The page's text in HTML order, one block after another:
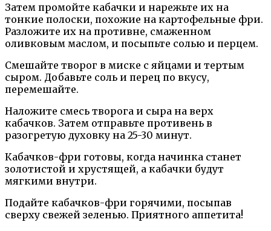
Затем промойте кабачки и нарежьте их на
тонкие полоски, похожие на картофельные фри.
Разложите их на противне, смаженном
оливковым маслом, и посыпьте солью и перцем.
Смешайте творог в миске с яйцами и тертым
сыром. Добавьте соль и перец по вкусу,
перемешайте.
Наложите смесь творога и сыра на верх
кабачков. Затем отправьте противень в
разогретую духовку на 25-30 минут.
Кабачков-фри готовы, когда начинка станет
золотистой и хрустящей, а кабачки будут
мягкими внутри.
Подайте кабачков-фри горячими, посыпав
сверху свежей зеленью. Приятного аппетита!